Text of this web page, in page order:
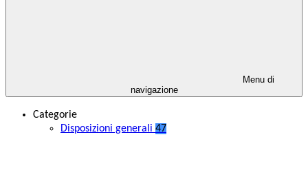
Menu di
navigazione
Categorie
Disposizioni generali 47